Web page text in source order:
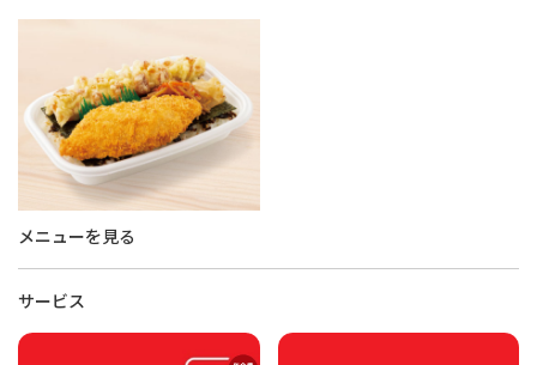
メニューを見る
サービス